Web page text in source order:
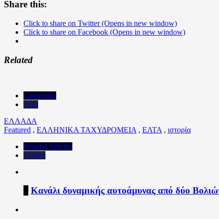
Share this:
Click to share on Twitter (Opens in new window)
Click to share on Facebook (Opens in new window)
Related
Categories
Tags
ΕΛΛΑΔΑ
Featured , ΕΛΛΗΝΙΚΑ ΤΑΧΥΔΡΟΜΕΙΑ , ΕΛΤΑ , ιστορία
Related Articles
Author
Κανάλι δυναμικής αυτοάμυνας από δύο